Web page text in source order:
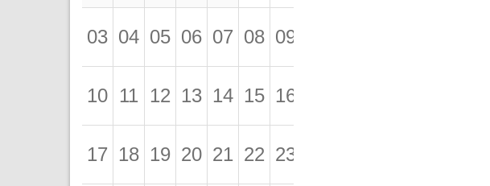
03 04 05 06 07 08 09
10 11 12 13 14 15 16
17 18 19 20 21 22 23